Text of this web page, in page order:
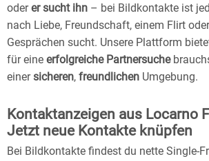
oderer sucht ihn – bei Bildkontakte ist
nach Liebe, Freundschaft, einem Flirt
Gesprächen sucht. Unsere Plattform
für eine erfolgreiche Partnersuche
einer sicheren, freundlichen Umgebung.
Kontaktanzeigen aus Locarno
Jetzt neue Kontakte knüpfen
Bei Bildkontakte findest du nette Single-